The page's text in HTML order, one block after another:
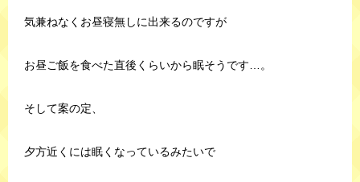
気兼ねなくお昼寝無しに出来るのですが
お昼ご飯を食べた直後くらいから眠そうです…。
そして案の定、
夕方近くには眠くなっているみたいで